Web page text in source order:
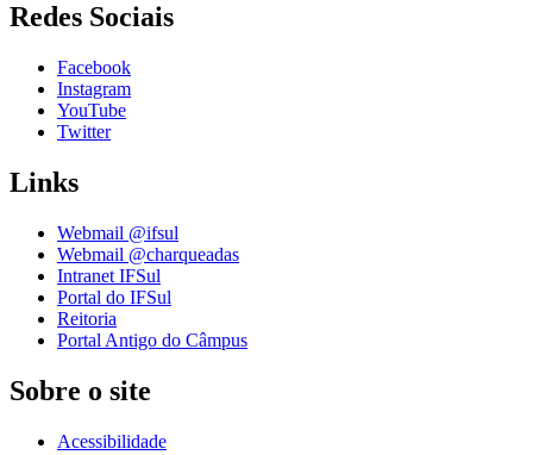
Redes Sociais
Facebook
Instagram
YouTube
Twitter
Links
Webmail @ifsul
Webmail @charqueadas
Intranet IFSul
Portal do IFSul
Reitoria
Portal Antigo do Câmpus
Sobre o site
Acessibilidade